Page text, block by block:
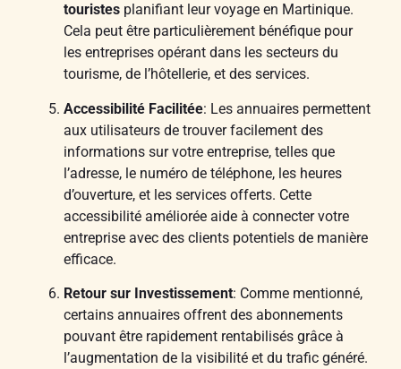
touristes planifiant leur voyage en Martinique.
Cela peut être particulièrement bénéfique pour
les entreprises opérant dans les secteurs du
tourisme, de l’hôtellerie, et des services.
Accessibilité Facilitée: Les annuaires permettent
aux utilisateurs de trouver facilement des
informations sur votre entreprise, telles que
l’adresse, le numéro de téléphone, les heures
d’ouverture, et les services offerts. Cette
accessibilité améliorée aide à connecter votre
entreprise avec des clients potentiels de manière
efficace.
Retour sur Investissement: Comme mentionné,
certains annuaires offrent des abonnements
pouvant être rapidement rentabilisés grâce à
l’augmentation de la visibilité et du trafic généré.